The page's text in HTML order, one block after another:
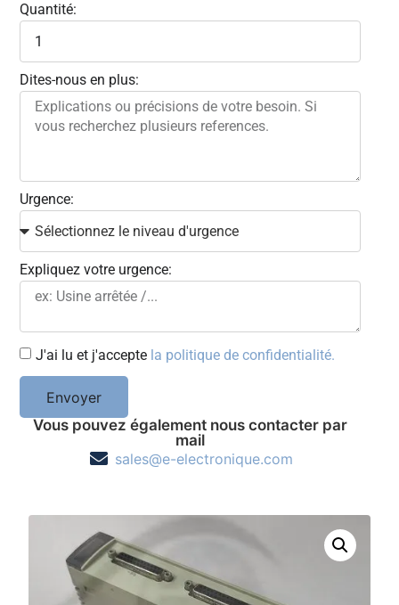
Quantité:
Dites-nous en plus:
Urgence:
Expliquez votre urgence:
J'ai lu et j'accepte la politique de confidentialité.
Envoyer
Vous pouvez également nous contacter par
mail
sales@e-electronique.com